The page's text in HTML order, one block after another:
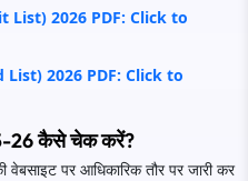
List) 2026 PDF: Click to
List) 2026 PDF: Click to
26 कैसे चेक करें?
पर आधिकारिक तौर पर जारी कर